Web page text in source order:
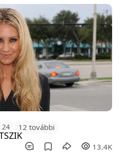
24 12 további
13.4K